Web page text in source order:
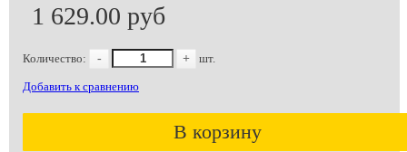
1 629.00 руб
Количество: - + шт.
Добавить к сравнению
В корзину